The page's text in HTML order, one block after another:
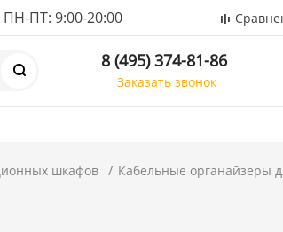
ПТ: 9:00-20:00
8 (495) 374-81-86
Заказать звонок
шкафов
Кабельные органайзеры